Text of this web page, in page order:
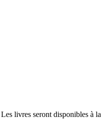
livres seront disponibles à